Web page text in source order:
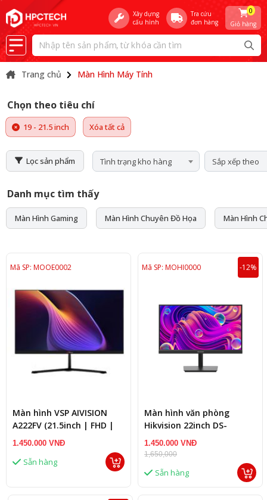
Xây dựng
cấu hình
Tra cứu
đơn hàng
Giỏ hàng
0
Trang chủ Màn Hình Máy Tính
Chọn theo tiêu chí
19 - 21.5 inch Xóa tất cả
Lọc sản phẩm Tình trạng kho hàng Sắp xếp theo
Danh mục tìm thấy
Màn Hình Gaming Màn Hình Chuyên Đồ Họa Màn Hình
Mã SP: MOOE0002
Màn hình VSP AIVISION
A222FV (21.5inch | FHD |
5ms | 100Hz | 250cd/m2 |
1.450.000 VNĐ
Sẵn hàng
Mã SP: MOHI0000 -12%
Màn hình văn phòng
Hikvision 22inch DS-
D5022F2-1V2
1.450.000 VNĐ
1,650,000
Sẵn hàng